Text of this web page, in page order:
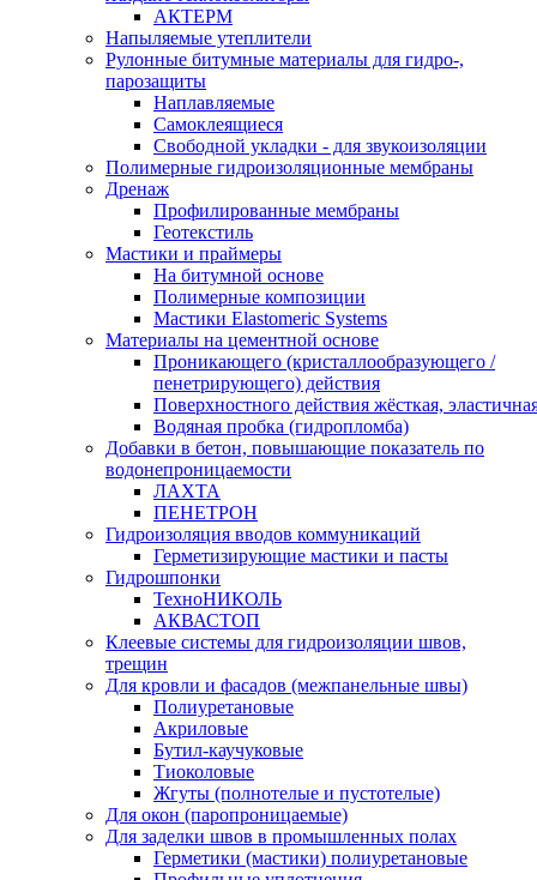
АКТЕРМ
Напыляемые утеплители
Рулонные битумные материалы для гидро-,
парозащиты
Наплавляемые
Самоклеящиеся
Свободной укладки - для звукоизоляции
Полимерные гидроизоляционные мембраны
Дренаж
Профилированные мембраны
Геотекстиль
Мастики и праймеры
На битумной основе
Полимерные композиции
Мастики Elastomeric Systems
Материалы на цементной основе
Проникающего (кристаллообразующего /
пенетрирующего) действия
Поверхностного действия жёсткая,
Водяная пробка (гидропломба)
Добавки в бетон, повышающие показатель по
водонепроницаемости
ЛАХТА
ПЕНЕТРОН
Гидроизоляция вводов коммуникаций
Герметизирующие мастики и пасты
Гидрошпонки
ТехноНИКОЛЬ
АКВАСТОП
Клеевые системы для гидроизоляции швов,
трещин
Для кровли и фасадов (межпанельные швы)
Полиуретановые
Акриловые
Бутил-каучуковые
Тиоколовые
Жгуты (полнотелые и пустотелые)
Для окон (паропроницаемые)
Для заделки швов в промышленных полах
Герметики (мастики) полиуретановые